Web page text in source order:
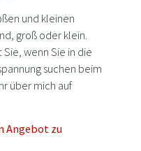
und kleinen
groß oder klein.
wenn Sie in die
suchen beim
über mich auf
Angebot zu